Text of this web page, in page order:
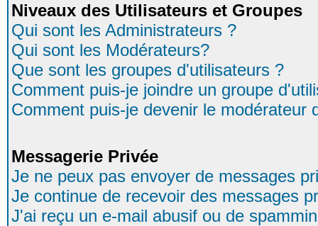
Niveaux des Utilisateurs et Groupes
Qui sont les Administrateurs ?
Qui sont les Modérateurs?
Que sont les groupes d'utilisateurs ?
Comment puis-je joindre un groupe
Comment puis-je devenir le modérateur
Messagerie Privée
Je ne peux pas envoyer de messages
Je continue de recevoir des messages
J'ai reçu un e-mail abusif ou de